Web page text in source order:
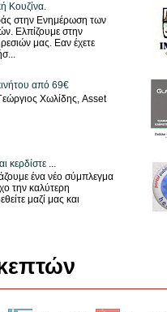
Κουζίνα.
στην Ενημέρωση των
Ελπίζουμε στην
μας. Εαν έχετε
από 69€
Χωλίδης, Asset
κερδίστε ...
ένα νέο σύμπλεγμα
την καλύτερη
μαζί μας και